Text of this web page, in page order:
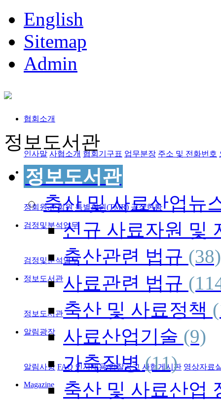
English
Sitemap
Admin
협회소개
인사말 사협소개 협회기구표 업무분장 주소 및 전화번호
회원사정보
정회원,준회원 특별회원(TMR) 공장현황
검정및분석업무
검정및분석업무
정보도서관
정보도서관
알림광장
알림사항 FAQ 인사채용/입찰공고 사협게시판 영상자료
Magazine
정보도서관
정보도서관
축산 및 사료산업뉴
신규 사료자원 및
축산관련 법규 (38)
사료관련 법규
축산 및 사료정책
사료산업기술 (9)
가축질병(11)
축산 및 사료산업